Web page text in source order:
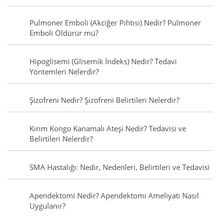
Pulmoner Emboli (Akciğer Pıhtısı) Nedir? Pulmoner
Emboli Öldürür mü?
Hipoglisemi (Glisemik İndeks) Nedir? Tedavi
Yöntemleri Nelerdir?
Şizofreni Nedir? Şizofreni Belirtileri Nelerdir?
Kırım Kongo Kanamalı Ateşi Nedir? Tedavisi ve
Belirtileri Nelerdir?
SMA Hastalığı: Nedir, Nedenleri, Belirtileri ve Tedavisi
Apendektomi Nedir? Apendektomi Ameliyatı Nasıl
Uygulanır?